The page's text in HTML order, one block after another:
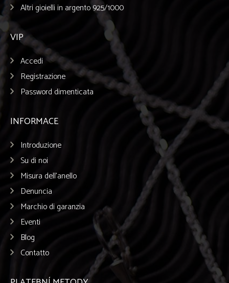
Altri gioielli in argento 925/1000
VIP
Accedi
Registrazione
Password dimenticata
INFORMACE
Introduzione
Su di noi
Misura dell’anello
Denuncia
Marchio di garanzia
Eventi
Blog
Contatto